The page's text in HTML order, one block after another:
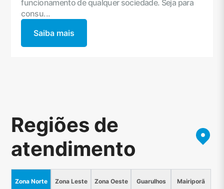
funcionamento de qualquer sociedade. Seja para
consu...
Saiba mais
Regiões de
atendimento
Zona Norte Zona Leste Zona Oeste Guarulhos Mairiporã